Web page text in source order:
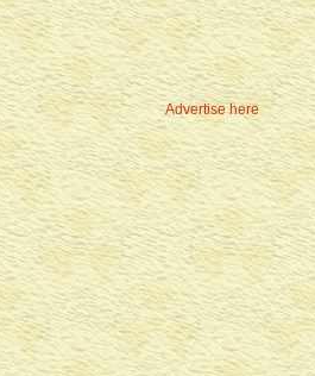
Advertise here